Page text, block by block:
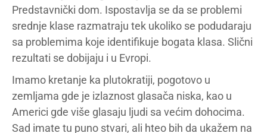
Predstavnički dom. Ispostavlja se da se problemi
srednje klase razmatraju tek ukoliko se podudaraju
sa problemima koje identifikuje bogata klasa. Slični
rezultati se dobijaju i u Evropi.
Imamo kretanje ka plutokratiji, pogotovo u
zemljama gde je izlaznost glasača niska, kao u
Americi gde više glasaju ljudi sa većim dohocima.
Sad imate tu puno stvari, ali hteo bih da ukažem na